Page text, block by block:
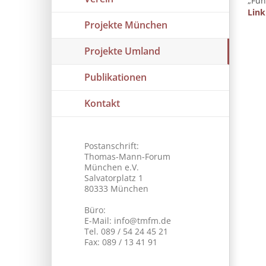
Projekte München
Projekte Umland
Publikationen
Kontakt
Postanschrift:
Thomas-Mann-Forum
München e.V.
Salvatorplatz 1
80333 München
Büro:
E-Mail: info@tmfm.de
Tel. 089 / 54 24 45 21
Fax: 089 / 13 41 91
Link